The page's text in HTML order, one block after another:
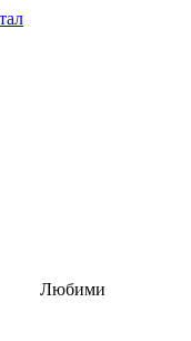
Любими